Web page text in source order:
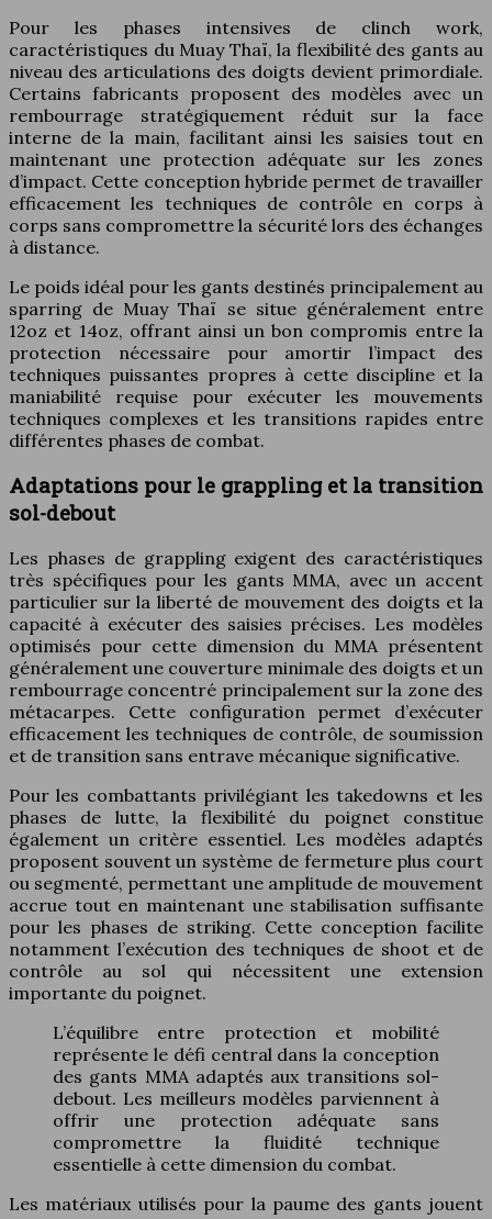
Pour les phases intensives de clinch work,
caractéristiques du Muay Thaï, la flexibilité des gants au
niveau des articulations des doigts devient primordiale.
Certains fabricants proposent des modèles avec un
rembourrage stratégiquement réduit sur la face
interne de la main, facilitant ainsi les saisies tout en
maintenant une protection adéquate sur les zones
d’impact. Cette conception hybride permet de travailler
efficacement les techniques de contrôle en corps à
corps sans compromettre la sécurité lors des échanges
à distance.
Le poids idéal pour les gants destinés principalement au
sparring de Muay Thaï se situe généralement entre
12oz et 14oz, offrant ainsi un bon compromis entre la
protection nécessaire pour amortir l’impact des
techniques puissantes propres à cette discipline et la
maniabilité requise pour exécuter les mouvements
techniques complexes et les transitions rapides entre
différentes phases de combat.
Adaptations pour le grappling et la transition
sol-debout
Les phases de grappling exigent des caractéristiques
très spécifiques pour les gants MMA, avec un accent
particulier sur la liberté de mouvement des doigts et la
capacité à exécuter des saisies précises. Les modèles
optimisés pour cette dimension du MMA présentent
généralement une couverture minimale des doigts et un
rembourrage concentré principalement sur la zone des
métacarpes. Cette configuration permet d’exécuter
efficacement les techniques de contrôle, de soumission
et de transition sans entrave mécanique significative.
Pour les combattants privilégiant les takedowns et les
phases de lutte, la flexibilité du poignet constitue
également un critère essentiel. Les modèles adaptés
proposent souvent un système de fermeture plus court
ou segmenté, permettant une amplitude de mouvement
accrue tout en maintenant une stabilisation suffisante
pour les phases de striking. Cette conception facilite
notamment l’exécution des techniques de shoot et de
contrôle au sol qui nécessitent une extension
importante du poignet.
L’équilibre entre protection et mobilité
représente le défi central dans la conception
des gants MMA adaptés aux transitions sol-
debout. Les meilleurs modèles parviennent à
offrir une protection adéquate sans
compromettre la fluidité technique
essentielle à cette dimension du combat.
Les matériaux utilisés pour la paume des gants jouent